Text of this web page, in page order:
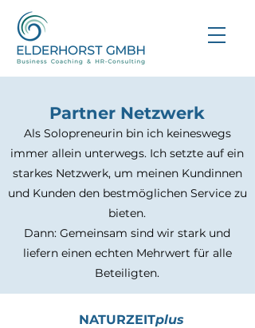
Partner Netzwerk
Als Solopreneurin bin ich keineswegs
immer allein unterwegs. Ich setzte auf ein
starkes Netzwerk, um meinen Kundinnen
und Kunden den bestmöglichen Service zu
bieten.
Dann: Gemeinsam sind wir stark und
liefern einen echten Mehrwert für alle
Beteiligten.
NATURZEITplus